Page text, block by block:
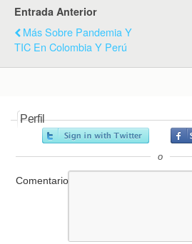
Entrada Anterior
Más Sobre Pandemia Y
TIC En Colombia Y Perú
Perfil
o
Comentario